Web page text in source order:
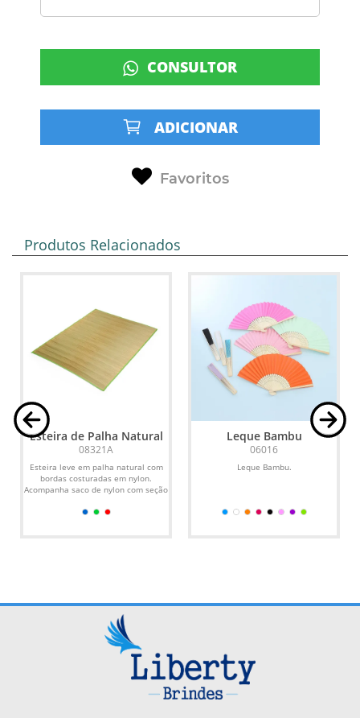
CONSULTOR
ADICIONAR
Favoritos
Produtos Relacionados
Esteira de Palha Natural
08321A
Esteira leve em palha natural com
bordas costuradas em nylon.
Acompanha saco de nylon com seção
Leque Bambu
06016
Leque Bambu.